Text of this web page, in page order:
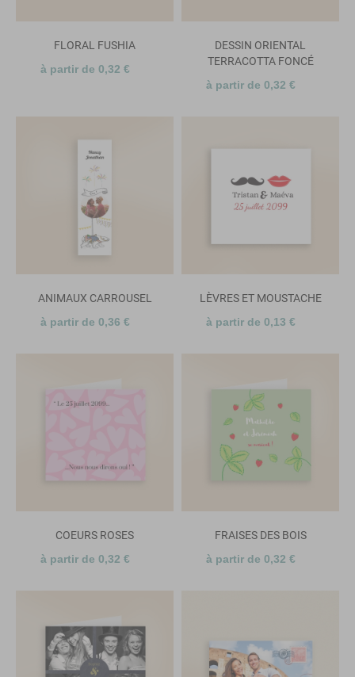
FLORAL FUSHIA
à partir de 0,32 €
DESSIN ORIENTAL
TERRACOTTA FONCÉ
à partir de 0,32 €
ANIMAUX CARROUSEL
à partir de 0,36 €
LÈVRES ET MOUSTACHE
à partir de 0,13 €
COEURS ROSES
à partir de 0,32 €
FRAISES DES BOIS
à partir de 0,32 €